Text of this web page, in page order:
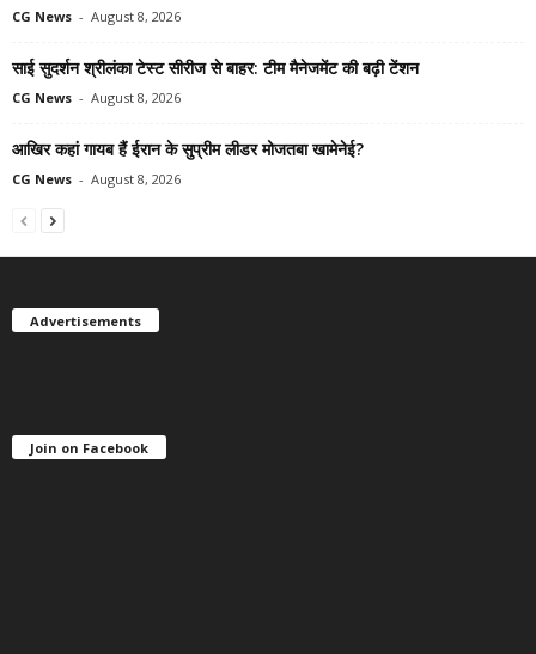
CG News - August 8, 2026
साई सुदर्शन श्रीलंका टेस्ट सीरीज से बाहर: टीम मैनेजमेंट की बढ़ी टेंशन
CG News - August 8, 2026
आखिर कहां गायब हैं ईरान के सुप्रीम लीडर मोजतबा खामेनेई?
CG News - August 8, 2026
Advertisements
Join on Facebook